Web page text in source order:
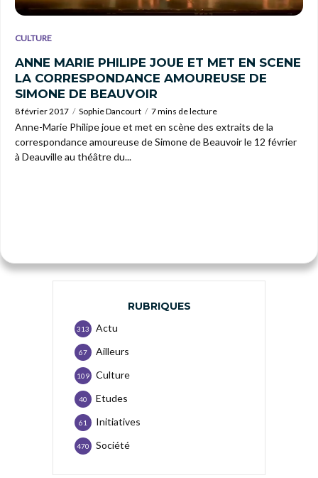
CULTURE
ANNE MARIE PHILIPE JOUE ET MET EN SCENE
LA CORRESPONDANCE AMOUREUSE DE
SIMONE DE BEAUVOIR
8 février 2017 Sophie Dancourt 7 mins de lecture
Anne-Marie Philipe joue et met en scène des extraits de la
correspondance amoureuse de Simone de Beauvoir le 12 février
à Deauville au théâtre du...
RUBRIQUES
Actu
313
Ailleurs
67
Culture
109
Etudes
40
Initiatives
61
Société
470